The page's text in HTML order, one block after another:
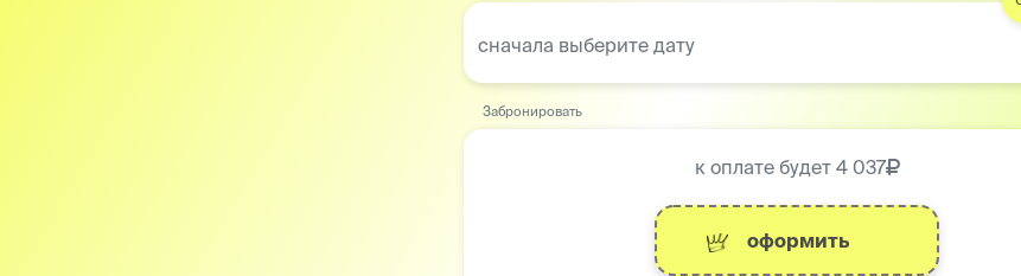
сначала выберите дату
Забронировать
к оплате будет 4 037
оформить